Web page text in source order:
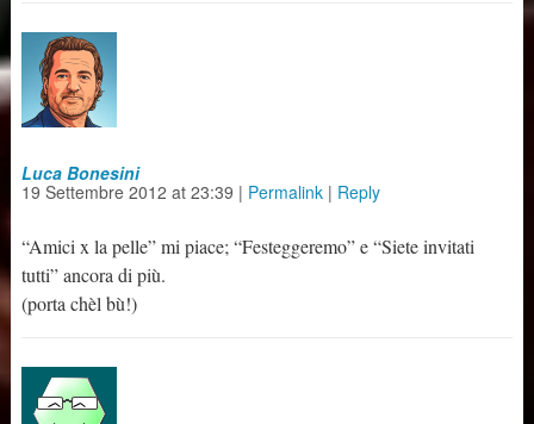
Luca Bonesini
19 Settembre 2012 at 23:39 | Permalink| Reply
“Amici x la pelle” mi piace; “Festeggeremo” e “Siete invitati
tutti” ancora di più.
(porta chèl bù!)